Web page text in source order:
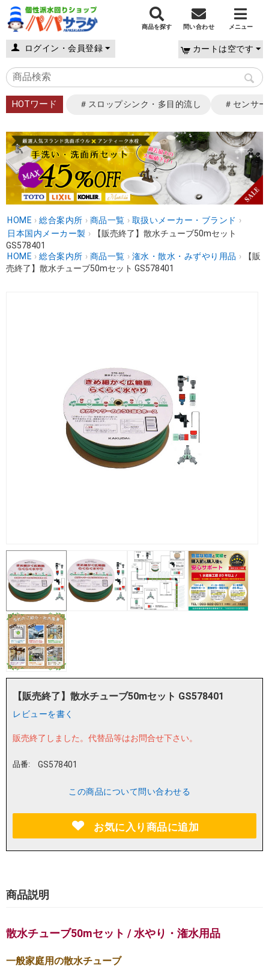
商品を探す 問い合わせ メニュー
ログイン・会員登録 カートは空です
HOTワード ＃スロップシンク・多目的流し ＃センサ
HOME › 総合案内所 › 商品一覧 › 取扱いメーカー・ブランド ›
日本国内メーカー製 ›
【販売終了】散水チューブ50mセット
GS578401
HOME › 総合案内所 › 商品一覧 › 潅水・散水・みずやり用品 ›
【販
売終了】散水チューブ50mセット GS578401
【販売終了】散水チューブ50mセット GS578401
レビューを書く
販売終了しました。 代替品等はお問合せ下さい。
品番: GS578401
この商品について問い合わせる
お気に入り商品に追加
商品説明
散水チューブ50mセット / 水やり・潅水用品
一般家庭用の散水チューブ